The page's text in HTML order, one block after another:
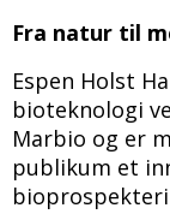
Fra natur til
Espen Holst
bioteknologi
Marbio og er
publikum et